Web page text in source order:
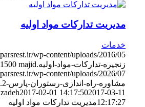
مدیریت تدارکات مواد اولیه
خدمات
زنجیره-تدارکات-مواد-اولیه.jpg
900 1500 majid
مشاوره-راه-اندازی-رستوران-پارس-2.png
majid
majidzadeh2017-02-01 14:17:502017-03-11
12:17:27مدیریت تدارکات مواد اولیه